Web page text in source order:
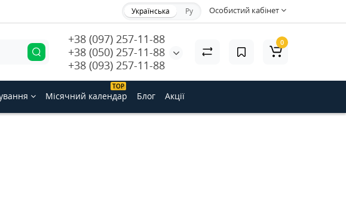
Особистий кабінет
Українська Ру
+38 (097) 257-11-88
+38 (050) 257-11-88
+38 (093) 257-11-88
0
ТОP
Місячний календар Блог Акції